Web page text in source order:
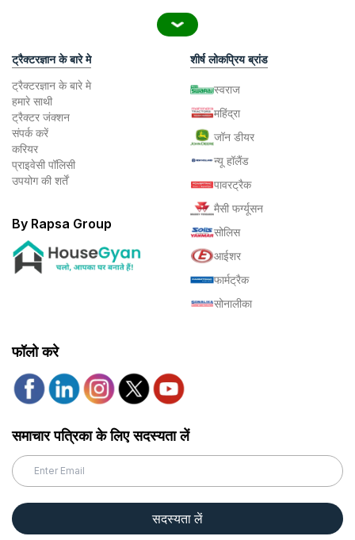
ट्रैक्टरज्ञान के बारे मे
ट्रैक्टरज्ञान के बारे मे
हमारे साथी
ट्रैक्टर जंक्शन
संपर्क करें
करियर
प्राइवेसी पॉलिसी
उपयोग की शर्तें
By Rapsa Group
शीर्ष लोकप्रिय ब्रांड
स्वराज
महिंद्रा
जॉन डीयर
न्यू हॉलैंड
पावरट्रैक
मैसी फर्ग्यूसन
सोलिस
आईशर
फार्मट्रैक
सोनालीका
फॉलो करे
समाचार पत्रिका के लिए सदस्यता लें
सदस्यता लें